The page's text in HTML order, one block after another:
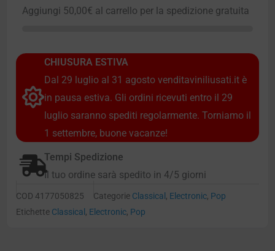
Aggiungi 50,00€ al carrello per la spedizione gratuita
CHIUSURA ESTIVA
Dal 29 luglio al 31 agosto venditaviniliusati.it è
in pausa estiva. Gli ordini ricevuti entro il 29
luglio saranno spediti regolarmente. Torniamo il
1 settembre, buone vacanze!
Tempi Spedizione
Il tuo ordine sarà spedito in 4/5 giorni
COD 4177050825 Categorie Classical , Electronic, Pop
Etichette Classical , Electronic, Pop